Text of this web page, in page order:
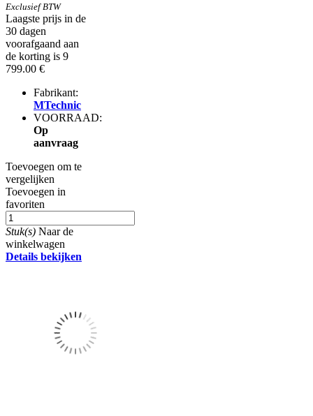
Exclusief BTW
Laagste prijs in de
30 dagen
voorafgaand aan
de korting is 9
799.00 €
Fabrikant:
MTechnic
VOORRAAD:
Op
aanvraag
Toevoegen om te
vergelijken
Toevoegen in
favoriten
Stuk(s) Naar de
winkelwagen
Details bekijken